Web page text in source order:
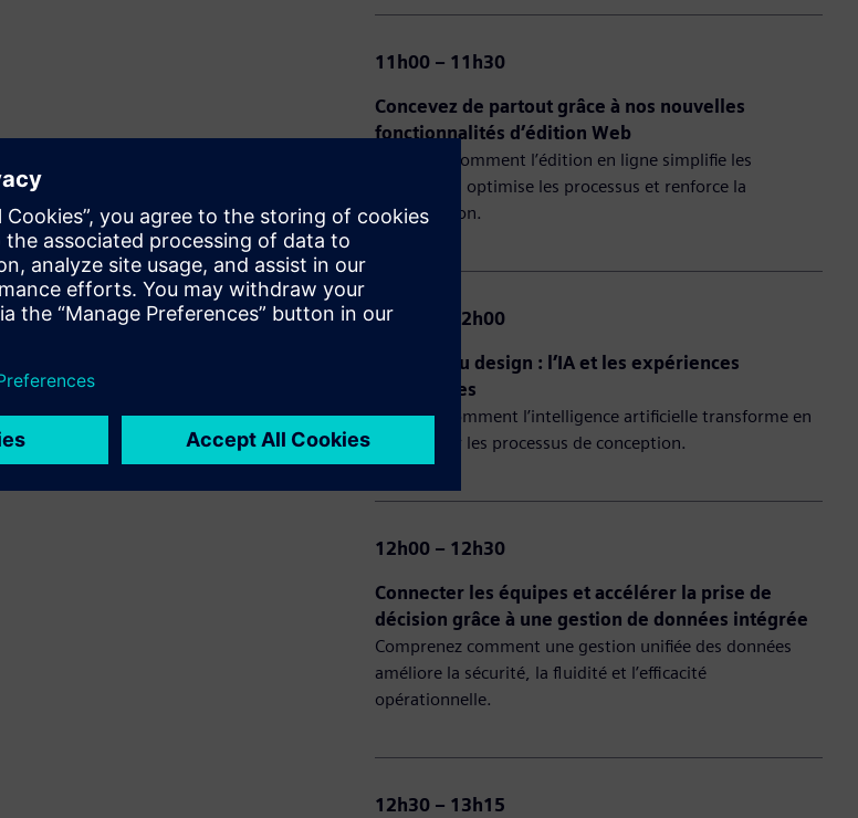
11h00 – 11h30
Concevez de partout grâce à nos nouvelles
fonctionnalités d’édition Web
Apprenez comment l’édition en ligne simplifie les
workflows, optimise les processus et renforce la
collaboration.
11h30 – 12h00
L’avenir du design : l’IA et les expériences
immersives
Explorez comment l’intelligence artificielle transforme en
profondeur les processus de conception.
12h00 – 12h30
Connecter les équipes et accélérer la prise de
décision grâce à une gestion de données intégrée
Comprenez comment une gestion unifiée des données
améliore la sécurité, la fluidité et l’efficacité
opérationnelle.
12h30 – 13h15